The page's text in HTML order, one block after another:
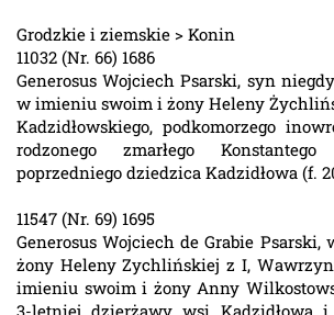
Grodzkie i ziemskie > Konin
11032 (Nr. 66) 1686
Generosus Wojciech Psarski, syn
w imieniu swoim i żony Heleny
Kadzidłowskiego, podkomorzego
rodzonego zmarłego Konstantego
poprzedniego dziedzica Kadzidłowa (f.
11547 (Nr. 69) 1695
Generosus Wojciech de Grabie
żony Heleny Zychlińskiej z I,
imieniu swoim i żony Anny
3-letniej dzierżawy wsi Kadzidłowa